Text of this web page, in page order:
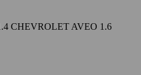
CHEVROLET AVEO 1.6